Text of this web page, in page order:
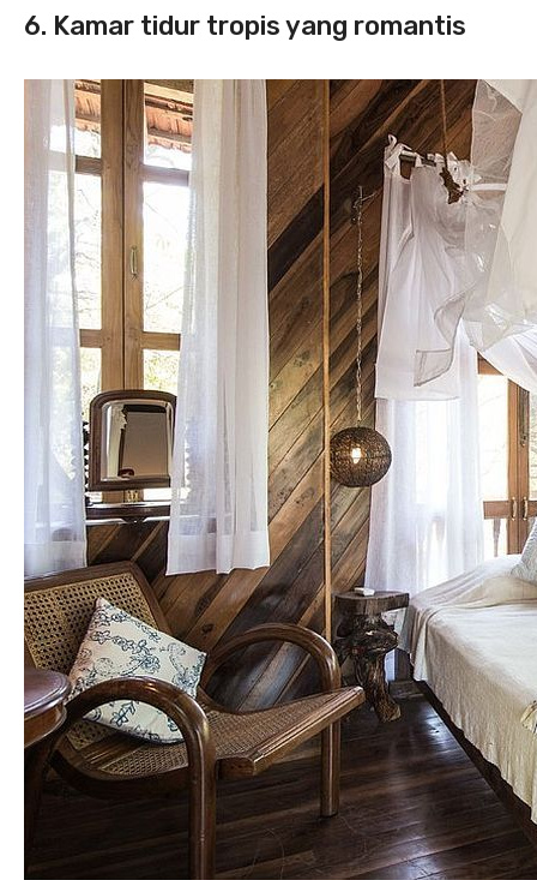
6. Kamar tidur tropis yang romantis